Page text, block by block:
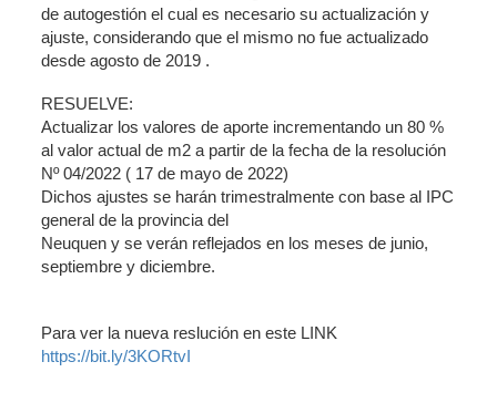
de autogestión el cual es necesario su actualización y
ajuste, considerando que el mismo no fue actualizado
desde agosto de 2019 .
RESUELVE:
Actualizar los valores de aporte incrementando un 80 %
al valor actual de m2 a partir de la fecha de la resolución
Nº 04/2022 ( 17 de mayo de 2022)
Dichos ajustes se harán trimestralmente con base al IPC
general de la provincia del
Neuquen y se verán reflejados en los meses de junio,
septiembre y diciembre.
Para ver la nueva reslución en este LINK
https://bit.ly/3KORtvI